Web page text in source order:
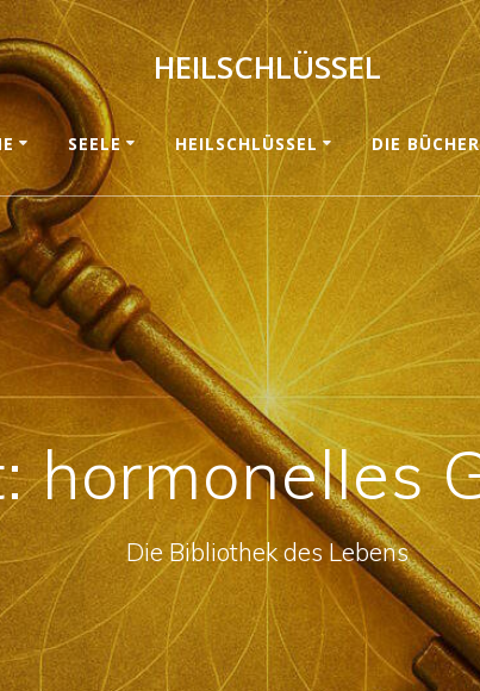
HEILSCHLÜSSEL
SEELE HEILSCHLÜSSEL DIE BÜCHER
hormonelles
Die Bibliothek des Lebens